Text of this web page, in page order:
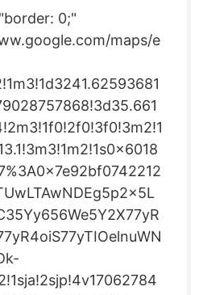
0;"
maps/e